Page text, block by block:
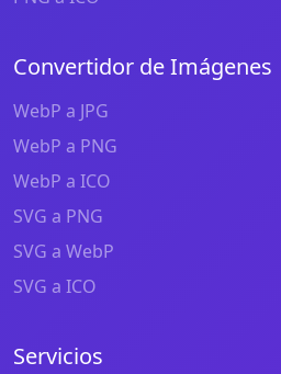
Convertidor de Imágenes
WebP a JPG
WebP a PNG
WebP a ICO
SVG a PNG
SVG a WebP
SVG a ICO
Servicios